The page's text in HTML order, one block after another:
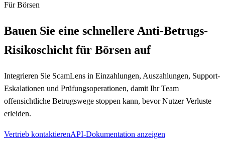
Für Börsen
Bauen Sie eine schnellere Anti-Betrugs-
Risikoschicht für Börsen auf
Integrieren Sie ScamLens in Einzahlungen, Auszahlungen, Support-
Eskalationen und Prüfungsoperationen, damit Ihr Team
offensichtliche Betrugswege stoppen kann, bevor Nutzer Verluste
erleiden.
Vertrieb kontaktierenAPI-Dokumentation anzeigen